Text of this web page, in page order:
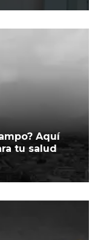
Aquí
tu salud